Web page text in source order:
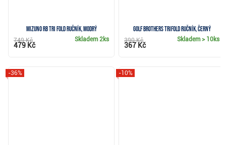
Mizuno RB Tri Fold ručník, modrý
Skladem2ks
749 Kč
479 Kč
Golf Brothers Trifold ručník, černý
Skladem> 10ks
390 Kč
367 Kč
-36% -10%